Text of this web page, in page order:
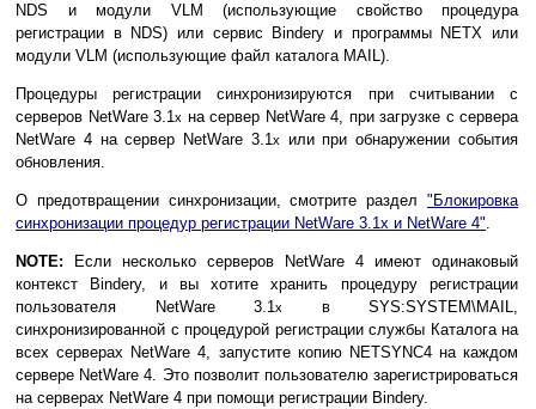
NDS и модули VLM (использующие свойство процедура
регистрации в NDS) или сервис Bindery и программы NETX или
модули VLM (использующие файл каталога MAIL).
Процедуры регистрации синхронизируются при считывании с
серверов NetWare 3.1x на сервер NetWare 4, при загрузке с сервера
NetWare 4 на сервер NetWare 3.1xили при обнаружении события
обновления.
О предотвращении синхронизации, смотрите раздел "Блокировка
синхронизации процедур регистрации NetWare 3.1x и NetWare 4".
NOTE:
Если несколько серверов NetWare 4 имеют одинаковый
контекст Bindery, и вы хотите хранить процедуру регистрации
пользователя NetWare 3.1x
в SYS:SYSTEM\MAIL,
синхронизированной с процедурой регистрации службы Каталога на
всех серверах NetWare 4, запустите копию NETSYNC4 на каждом
сервере NetWare 4. Это позволит пользователю зарегистрироваться
на серверах NetWare 4 при помощи регистрации Bindery.